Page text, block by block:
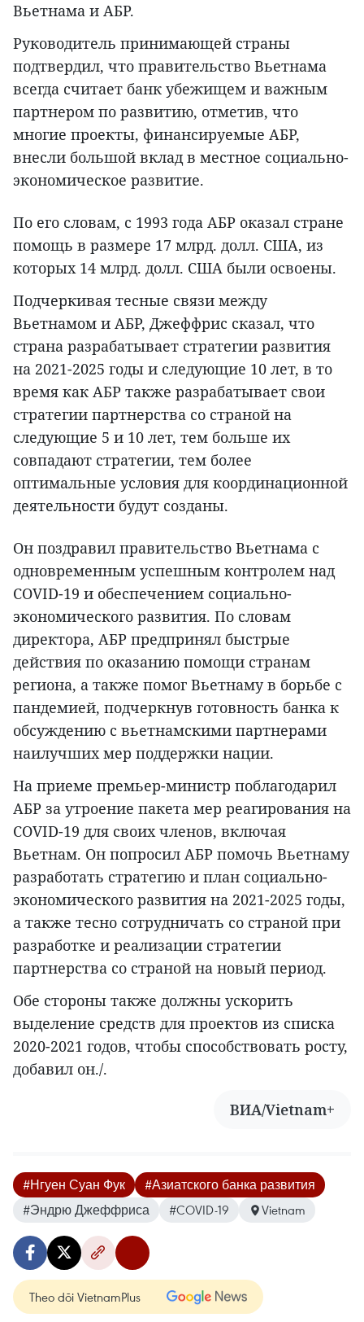
Вьетнама и АБР.
Руководитель принимающей страны
подтвердил, что правительство Вьетнама
всегда считает банк убежищем и важным
партнером по развитию, отметив, что
многие проекты, финансируемые АБР,
внесли большой вклад в местное социально-
экономическое развитие.
По его словам, с 1993 года АБР оказал стране
помощь в размере 17 млрд. долл. США, из
которых 14 млрд. долл. США были освоены.
Подчеркивая тесные связи между
Вьетнамом и АБР, Джеффрис сказал, что
страна разрабатывает стратегии развития
на 2021-2025 годы и следующие 10 лет, в то
время как АБР также разрабатывает свои
стратегии партнерства со страной на
следующие 5 и 10 лет, тем больше их
совпадают стратегии, тем более
оптимальные условия для координационной
деятельности будут созданы.
Он поздравил правительство Вьетнама с
одновременным успешным контролем над
COVID-19 и обеспечением социально-
экономического развития. По словам
директора, АБР предпринял быстрые
действия по оказанию помощи странам
региона, а также помог Вьетнаму в борьбе с
пандемией, подчеркнув готовность банка к
обсуждению с вьетнамскими партнерами
наилучших мер поддержки нации.
На приеме премьер-министр поблагодарил
АБР за утроение пакета мер реагирования на
COVID-19 для своих членов, включая
Вьетнам. Он попросил АБР помочь Вьетнаму
разработать стратегию и план социально-
экономического развития на 2021-2025 годы,
а также тесно сотрудничать со страной при
разработке и реализации стратегии
партнерства со страной на новый период.
Обе стороны также должны ускорить
выделение средств для проектов из списка
2020-2021 годов, чтобы способствовать росту,
добавил он./.
ВИА/Vietnam+
#Нгуен Суан Фук
#Азиатского банка развития
#Эндрю Джеффриса
#COVID-19 Vietnam
Theo dõi VietnamPlus